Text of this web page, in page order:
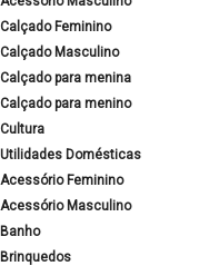
Calçado Feminino
Calçado Masculino
Calçado para menina
Calçado para menino
Cultura
Utilidades Domésticas
Acessório Feminino
Acessório Masculino
Banho
Brinquedos